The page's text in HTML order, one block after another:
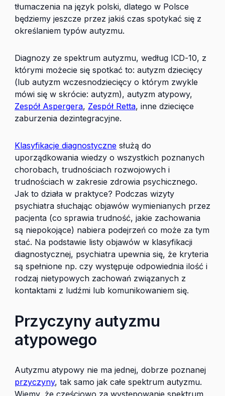
tłumaczenia na język polski, dlatego w Polsce
będziemy jeszcze przez jakiś czas spotykać się z
określaniem typów autyzmu.
Diagnozy ze spektrum autyzmu, według ICD-10, z
którymi możecie się spotkać to: autyzm dziecięcy
(lub autyzm wczesnodziecięcy o którym zwykle
mówi się w skrócie: autyzm), autyzm atypowy,
Zespół Aspergera, Zespół Retta, inne dziecięce
zaburzenia dezintegracyjne.
Klasyfikacje diagnostyczne służą do
uporządkowania wiedzy o wszystkich poznanych
chorobach, trudnościach rozwojowych i
trudnościach w zakresie zdrowia psychicznego.
Jak to działa w praktyce? Podczas wizyty
psychiatra słuchając objawów wymienianych przez
pacjenta (co sprawia trudność, jakie zachowania
są niepokojące) nabiera podejrzeń co może za tym
stać. Na podstawie listy objawów w klasyfikacji
diagnostycznej, psychiatra upewnia się, że kryteria
są spełnione np. czy występuje odpowiednia ilość i
rodzaj nietypowych zachowań związanych z
kontaktami z ludźmi lub komunikowaniem się.
Przyczyny autyzmu
atypowego
Autyzmu atypowy nie ma jednej, dobrze poznanej
przyczyny, tak samo jak całe spektrum autyzmu.
Wiemy, że częściowo za występowanie spektrum